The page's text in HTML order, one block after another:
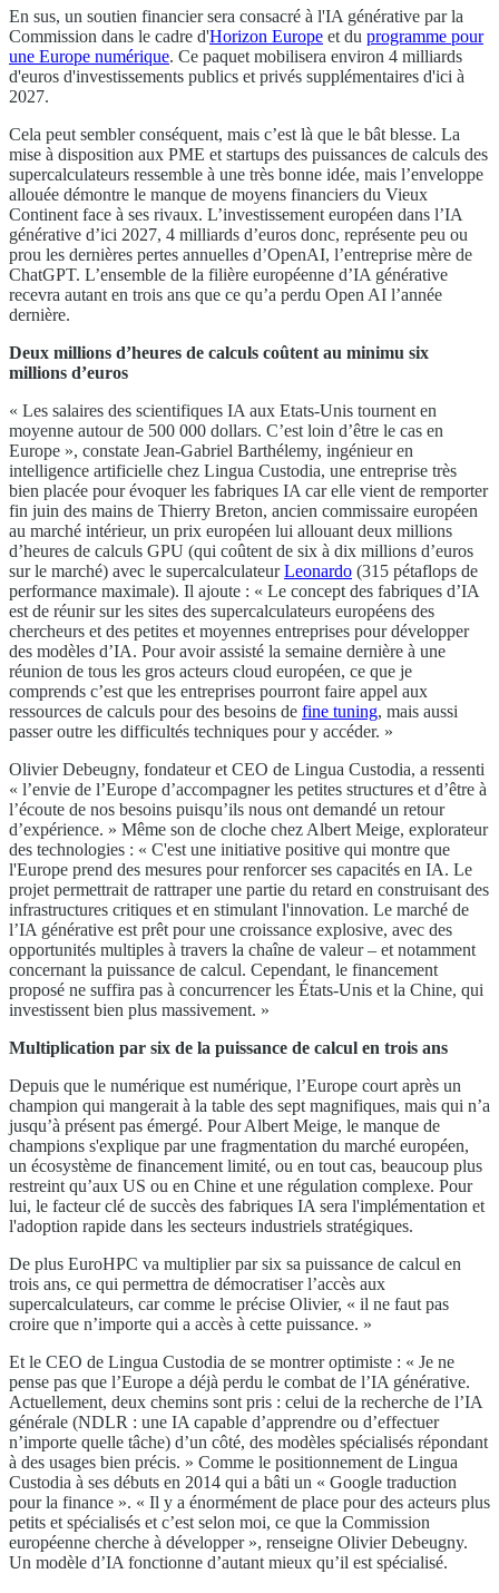
En sus, un soutien financier sera consacré à l'IA générative par la
Commission dans le cadre d'Horizon Europe et du programme pour
une Europe numérique. Ce paquet mobilisera environ 4 milliards
d'euros d'investissements publics et privés supplémentaires d'ici à
2027.
Cela peut sembler conséquent, mais c’est là que le bât blesse. La
mise à disposition aux PME et startups des puissances de calculs des
supercalculateurs ressemble à une très bonne idée, mais l’enveloppe
allouée démontre le manque de moyens financiers du Vieux
Continent face à ses rivaux. L’investissement européen dans l’IA
générative d’ici 2027, 4 milliards d’euros donc, représente peu ou
prou les dernières pertes annuelles d’OpenAI, l’entreprise mère de
ChatGPT. L’ensemble de la filière européenne d’IA générative
recevra autant en trois ans que ce qu’a perdu Open AI l’année
dernière.
Deux millions d’heures de calculs coûtent au minimu six
millions d’euros
« Les salaires des scientifiques IA aux Etats-Unis tournent en
moyenne autour de 500 000 dollars. C’est loin d’être le cas en
Europe », constate Jean-Gabriel Barthélemy, ingénieur en
intelligence artificielle chez Lingua Custodia, une entreprise très
bien placée pour évoquer les fabriques IA car elle vient de remporter
fin juin des mains de Thierry Breton, ancien commissaire européen
au marché intérieur, un prix européen lui allouant deux millions
d’heures de calculs GPU (qui coûtent de six à dix millions d’euros
sur le marché) avec le supercalculateurLeonardo (315 pétaflops de
performance maximale). Il ajoute : « Le concept des fabriques d’IA
est de réunir sur les sites des supercalculateurs européens des
chercheurs et des petites et moyennes entreprises pour développer
des modèles d’IA. Pour avoir assisté la semaine dernière à une
réunion de tous les gros acteurs cloud européen, ce que je
comprends c’est que les entreprises pourront faire appel aux
ressources de calculs pour des besoins de fine tuning, mais aussi
passer outre les difficultés techniques pour y accéder. »
Olivier Debeugny, fondateur et CEO de Lingua Custodia, a ressenti
« l’envie de l’Europe d’accompagner les petites structures et d’être à
l’écoute de nos besoins puisqu’ils nous ont demandé un retour
d’expérience. » Même son de cloche chez Albert Meige, explorateur
des technologies : « C'est une initiative positive qui montre que
l'Europe prend des mesures pour renforcer ses capacités en IA. Le
projet permettrait de rattraper une partie du retard en construisant des
infrastructures critiques et en stimulant l'innovation. Le marché de
l’IA générative est prêt pour une croissance explosive, avec des
opportunités multiples à travers la chaîne de valeur – et notamment
concernant la puissance de calcul. Cependant, le financement
proposé ne suffira pas à concurrencer les États-Unis et la Chine, qui
investissent bien plus massivement. »
Multiplication par six de la puissance de calcul en trois ans
Depuis que le numérique est numérique, l’Europe court après un
champion qui mangerait à la table des sept magnifiques, mais qui n’a
jusqu’à présent pas émergé. Pour Albert Meige, le manque de
champions s'explique par une fragmentation du marché européen,
un écosystème de financement limité, ou en tout cas, beaucoup plus
restreint qu’aux US ou en Chine et une régulation complexe. Pour
lui, le facteur clé de succès des fabriques IA sera l'implémentation et
l'adoption rapide dans les secteurs industriels stratégiques.
De plus EuroHPC va multiplier par six sa puissance de calcul en
trois ans, ce qui permettra de démocratiser l’accès aux
supercalculateurs, car comme le précise Olivier, « il ne faut pas
croire que n’importe qui a accès à cette puissance. »
Et le CEO de Lingua Custodia de se montrer optimiste : « Je ne
pense pas que l’Europe a déjà perdu le combat de l’IA générative.
Actuellement, deux chemins sont pris : celui de la recherche de l’IA
générale (NDLR : une IA capable d’apprendre ou d’effectuer
n’importe quelle tâche) d’un côté, des modèles spécialisés répondant
à des usages bien précis. » Comme le positionnement de Lingua
Custodia à ses débuts en 2014 qui a bâti un « Google traduction
pour la finance ». « Il y a énormément de place pour des acteurs plus
petits et spécialisés et c’est selon moi, ce que la Commission
européenne cherche à développer », renseigne Olivier Debeugny.
Un modèle d’IA fonctionne d’autant mieux qu’il est spécialisé.